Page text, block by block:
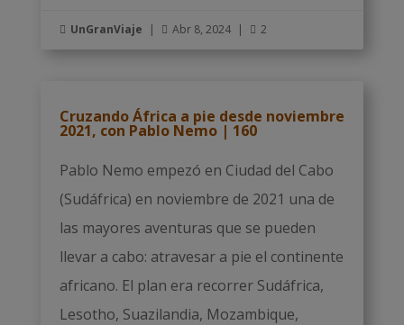
 UnGranViaje |  Abr 8, 2024 |  2
Cruzando África a pie desde noviembre
2021, con Pablo Nemo | 160
Pablo Nemo empezó en Ciudad del Cabo
(Sudáfrica) en noviembre de 2021 una de
las mayores aventuras que se pueden
llevar a cabo: atravesar a pie el continente
africano. El plan era recorrer Sudáfrica,
Lesotho, Suazilandia, Mozambique,